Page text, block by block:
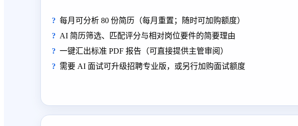
每月可分析 80 份简历（每月重置；随时可加购额度）
AI 简历筛选、匹配评分与相对岗位要件的简要理由
一键汇出标准 PDF 报告（可直接提供主管审阅）
需要 AI 面试可升级招聘专业版，或另行加购面试额度